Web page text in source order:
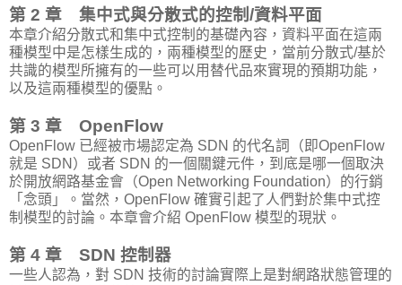
第 2 章 集中式與分散式的控制/資料平面
本章介紹分散式和集中式控制的基礎內容，資料平面在這兩
種模型中是怎樣生成的，兩種模型的歷史，當前分散式/基於
共識的模型所擁有的一些可以用替代品來實現的預期功能，
以及這兩種模型的優點。
第 3 章 OpenFlow
OpenFlow 已經被市場認定為 SDN 的代名詞（即OpenFlow
就是 SDN）或者 SDN 的一個關鍵元件，到底是哪一個取決
於開放網路基金會（Open Networking Foundation）的行銷
「念頭」。當然，OpenFlow 確實引起了人們對於集中式控
制模型的討論。本章會介紹 OpenFlow 模型的現狀。
第 4 章 SDN 控制器
一些人認為，對 SDN 技術的討論實際上是對網路狀態管理的